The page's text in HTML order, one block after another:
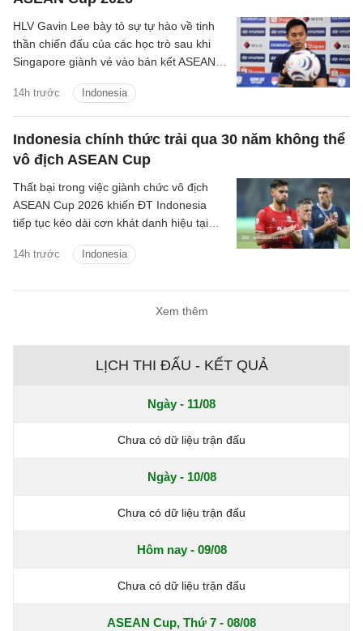
14h trước Indonesia
HLV Gavin Lee bày tỏ sự tự hào về tinh
thần chiến đấu của các học trò sau khi
Singapore giành vé vào bán kết ASEAN
loại ngay từ vòng bảng.
Indonesia chính thức trải qua 30 năm không thể
vô địch ASEAN Cup
14h trước Indonesia
Thất bại trong việc giành chức vô địch
ASEAN Cup 2026 khiến ĐT Indonesia
tiếp tục kéo dài cơn khát danh hiệu tại
kể từ lần đầu tiên giải được tổ chức.
Xem thêm
LỊCH THI ĐẤU - KẾT QUẢ
Ngày - 11/08
Chưa có dữ liệu trận đấu
Ngày - 10/08
Chưa có dữ liệu trận đấu
Hôm nay - 09/08
Chưa có dữ liệu trận đấu
ASEAN Cup, Thứ 7 - 08/08